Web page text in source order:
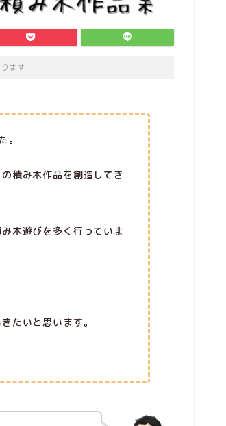
ます
。
積み木作品を創造してき
木遊びを多く行っていま
たいと思います。